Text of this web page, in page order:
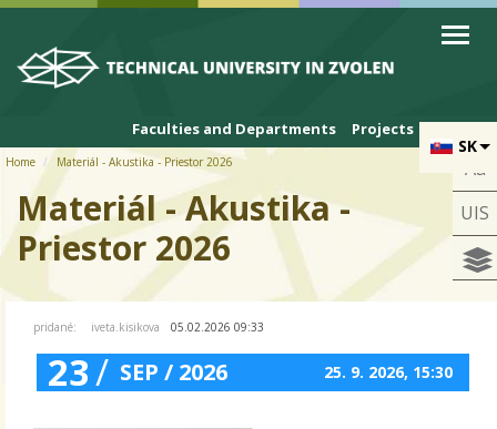
Skip to cookies
Skip to navigation
Skip to main content
SK
Faculties and Departments Projects
Aa
UIS
Home Materiál - Akustika - Priestor 2026
Materiál - Akustika -
Priestor 2026
pridané: iveta.kisikova 05.02.2026 09:33
23/ SEP / 2026 25. 9. 2026, 15:30